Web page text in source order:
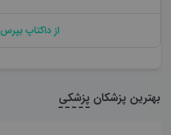
از داکتاپ بپرس
بهترین پزشکان پزشکی